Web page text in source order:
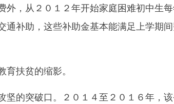
外，从２０１２年开始家庭困难初中生
通补助，这些补助金基本能满足上学期
扶贫的缩影。
的突破口。２０１４至２０１６年，该